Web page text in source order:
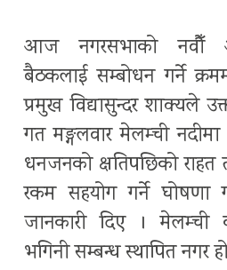
आज नगरसभाको नवौँ
बैठकलाई सम्बोधन गर्ने
प्रमुख विद्यासुन्दर शाक्यले
गत मङ्गलवार मेलम्ची
धनजनको क्षतिपछिको राहत
रकम सहयोग गर्ने घोषणा
जानकारी दिए । मेलम्ची
भगिनी सम्बन्ध स्थापित नगर